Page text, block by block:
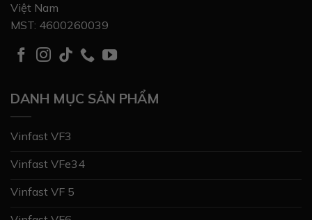
Việt Nam
MST: 4600260039
DANH MỤC SẢN PHẨM
Vinfast VF3
Vinfast VFe34
Vinfast VF 5